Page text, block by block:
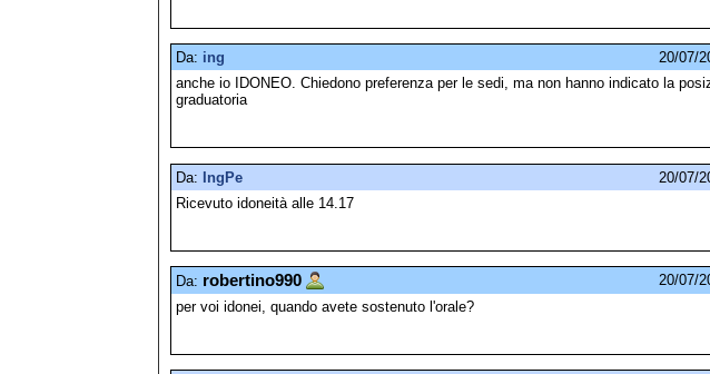
Da: ing
20/07/
anche io IDONEO. Chiedono preferenza per le sedi, ma non hanno indicato la
graduatoria
Da: IngPe
20/07/
Ricevuto idoneità alle 14.17
Da: robertino990
20/07/
per voi idonei, quando avete sostenuto l'orale?